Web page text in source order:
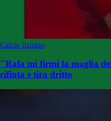
Calcio Italiano
"Rafa mi firmi la maglia
rifiuta e tira dritto